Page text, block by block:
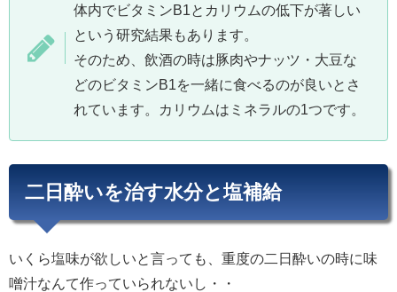
体内でビタミンB1とカリウムの低下が著しい
という研究結果もあります。
そのため、飲酒の時は豚肉やナッツ・大豆な
どのビタミンB1を一緒に食べるのが良いとさ
れています。カリウムはミネラルの1つです。
二日酔いを治す水分と塩補給
いくら塩味が欲しいと言っても、重度の二日酔いの時に味
噌汁なんて作っていられないし・・